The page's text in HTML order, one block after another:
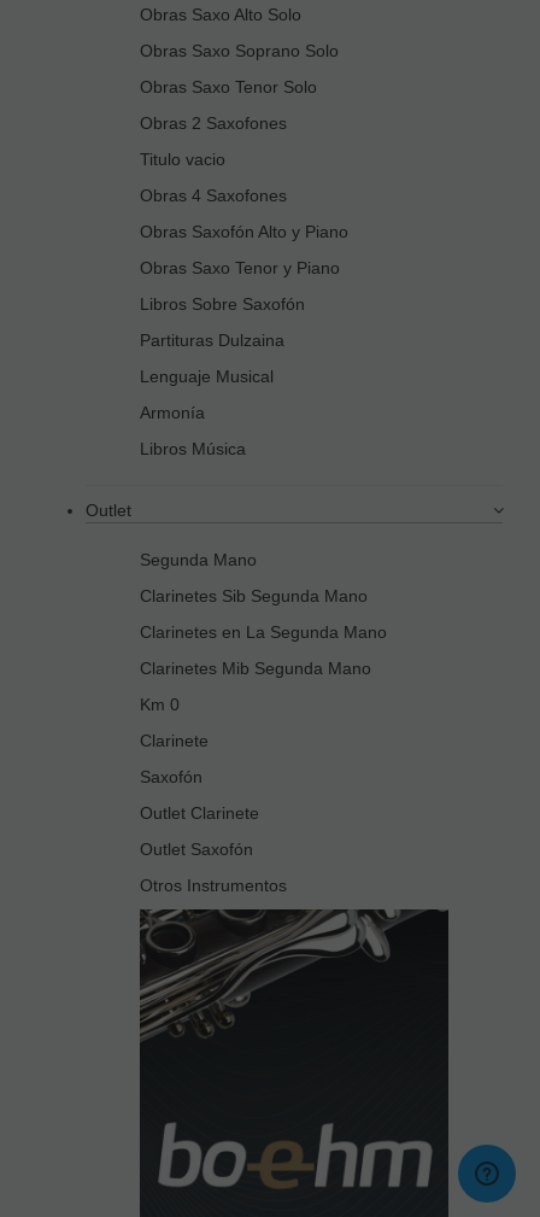
Obras Saxo Alto Solo
Obras Saxo Soprano Solo
Obras Saxo Tenor Solo
Obras 2 Saxofones
Titulo vacio
Obras 4 Saxofones
Obras Saxofón Alto y Piano
Obras Saxo Tenor y Piano
Libros Sobre Saxofón
Partituras Dulzaina
Lenguaje Musical
Armonía
Libros Música
Outlet
Segunda Mano
Clarinetes Sib Segunda Mano
Clarinetes en La Segunda Mano
Clarinetes Mib Segunda Mano
Km 0
Clarinete
Saxofón
Outlet Clarinete
Outlet Saxofón
Otros Instrumentos